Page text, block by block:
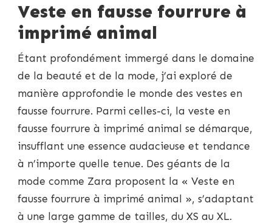
Veste en fausse fourrure à
imprimé animal
Étant profondément immergé dans le domaine
de la beauté et de la mode, j’ai exploré de
manière approfondie le monde des vestes en
fausse fourrure. Parmi celles-ci, la veste en
fausse fourrure à imprimé animal se démarque,
insufflant une essence audacieuse et tendance
à n’importe quelle tenue. Des géants de la
mode comme Zara proposent la « Veste en
fausse fourrure à imprimé animal », s’adaptant
à une large gamme de tailles, du XS au XL.